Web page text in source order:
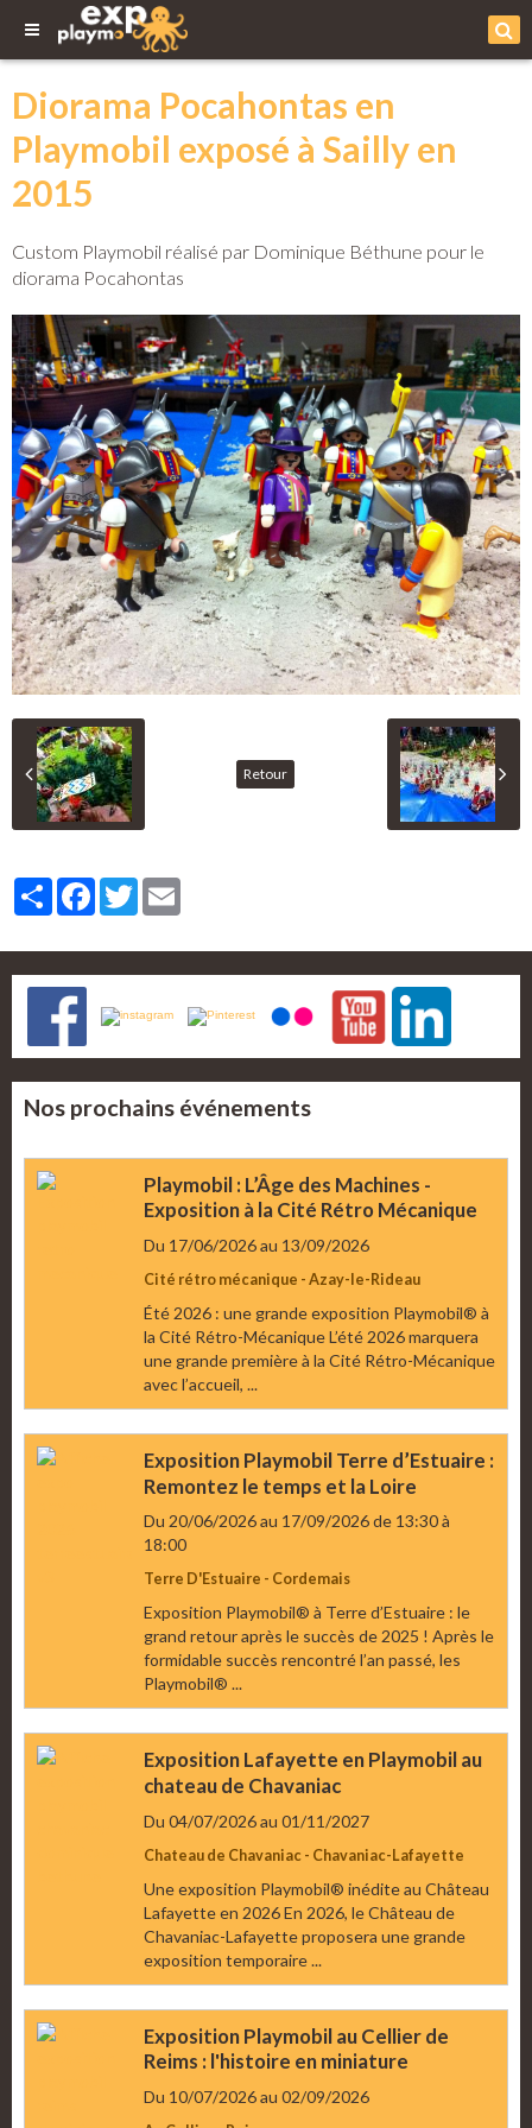
Diorama Pocahontas en
Playmobil exposé à Sailly en
2015
Custom Playmobil réalisé par Dominique Béthune pour le
diorama Pocahontas
Retour
PartagerFacebook
Twitter
Nos prochains événements
Playmobil : L’Âge des Machines -
Exposition à la Cité Rétro Mécanique
Du 17/06/2026au 13/09/2026
Cité rétro mécanique - Azay-le-Rideau
Été 2026 : une grande exposition Playmobil® à
la Cité Rétro-Mécanique L’été 2026 marquera
une grande première à la Cité Rétro-Mécanique
avec l’accueil, ...
Exposition Playmobil Terre d’Estuaire :
Remontez le temps et la Loire
Du 20/06/2026au 17/09/2026de 13:30à
18:00
Terre D'Estuaire - Cordemais
Exposition Playmobil® à Terre d’Estuaire : le
grand retour après le succès de 2025 ! Après le
formidable succès rencontré l’an passé, les
Playmobil® ...
Exposition Lafayette en Playmobil au
chateau de Chavaniac
Du 04/07/2026au 01/11/2027
Chateau de Chavaniac - Chavaniac-Lafayette
Une exposition Playmobil® inédite au Château
Lafayette en 2026 En 2026, le Château de
Chavaniac-Lafayette proposera une grande
exposition temporaire ...
Exposition Playmobil au Cellier de
Reims : l'histoire en miniature
Du 10/07/2026au 02/09/2026